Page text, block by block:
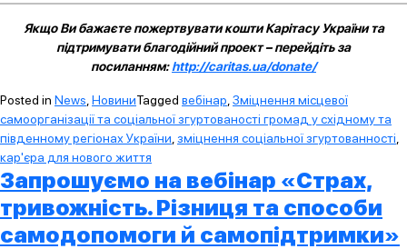
Якщо Ви бажаєте пожертвувати кошти Карітасу України та
підтримувати благодійний проект – перейдіть за
посиланням:http://caritas.ua/donate/
Posted in News НовиниTagged вебінар Зміцнення місцевої
самоорганізації та соціальної згуртованості громад у східному та
південному регіонах України зміцнення соціальної згуртованності
кар'єра для нового життя
Запрошуємо на вебінар «Страх,
тривожність. Різниця та способи
самодопомоги й самопідтримки»